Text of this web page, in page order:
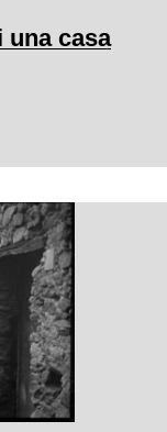
casa